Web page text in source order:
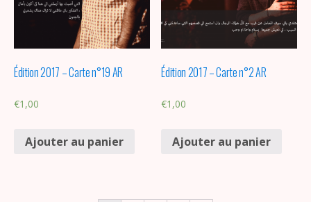
Édition 2017 – Carte n°19 AR
€1,00
Ajouter au panier
Édition 2017 – Carte n°2 AR
€1,00
Ajouter au panier